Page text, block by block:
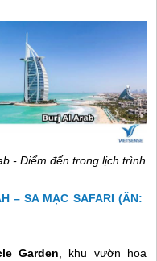
- Điểm đến trong lịch trình
– SA MẠC SAFARI (ĂN:
Garden, khu vườn hoa